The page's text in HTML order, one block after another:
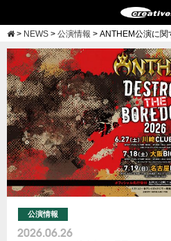
> NEWS > 公演情報 > ANTHEM公演に関
公演情報
2026.06.26